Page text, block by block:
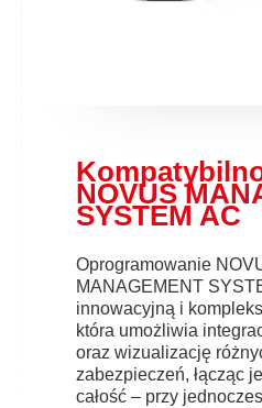
NOVUS
SYSTEM AC
Oprogramowanie
MANAGEMENT
innowacyjną i
która umożliwia
oraz wizualizację
zabezpieczeń, łącząc
całość – przy